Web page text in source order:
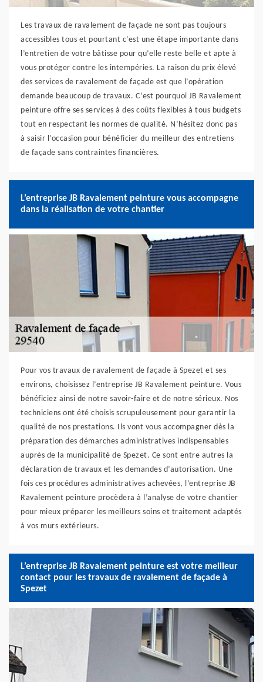
Les travaux de ravalement de façade ne sont pas toujours
accessibles tous et pourtant c’est une étape importante dans
l’entretien de votre bâtisse pour qu’elle reste belle et apte à
vous protéger contre les intempéries. La raison du prix élevé
des services de ravalement de façade est que l’opération
demande beaucoup de travaux. C’est pourquoi JB Ravalement
peinture offre ses services à des coûts flexibles à tous budgets
tout en respectant les normes de qualité. N’hésitez donc pas
à saisir l’occasion pour bénéficier du meilleur des entretiens
de façade sans contraintes financières.
L’entreprise JB Ravalement peinture vous accompagne
dans la réalisation de votre chantier
Pour vos travaux de ravalement de façade à Spezet et ses
environs, choisissez l’entreprise JB Ravalement peinture. Vous
bénéficiez ainsi de notre savoir-faire et de notre sérieux. Nos
techniciens ont été choisis scrupuleusement pour garantir la
qualité de nos prestations. Ils vont vous accompagner dès la
préparation des démarches administratives indispensables
auprès de la municipalité de Spezet. Ce sont entre autres la
déclaration de travaux et les demandes d’autorisation. Une
fois ces procédures administratives achevées, l’entreprise JB
Ravalement peinture procèdera à l’analyse de votre chantier
pour mieux préparer les meilleurs soins et traitement adaptés
à vos murs extérieurs.
L’entreprise JB Ravalement peinture est votre meilleur
contact pour les travaux de ravalement de façade à
Spezet